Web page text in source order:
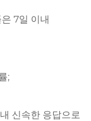
7일 이내
;
신속한 응답으로